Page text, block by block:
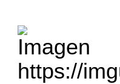
https://